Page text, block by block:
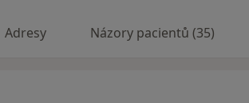
Adresy Názory pacientů (35)